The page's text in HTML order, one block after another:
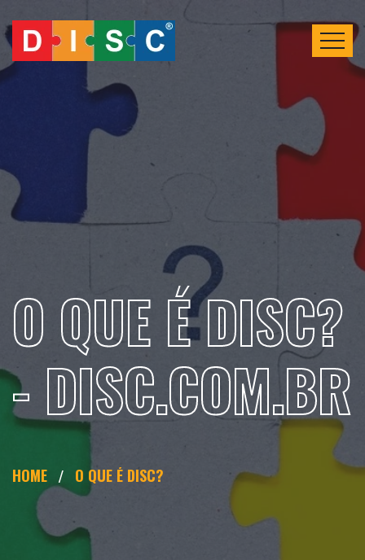
O QUE É DISC?
- DISC.COM.BR
HOME O QUE É DISC?